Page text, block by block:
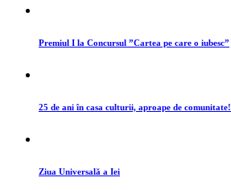
Premiul I la Concursul ”Cartea pe care o iubesc”
25 de ani în casa culturii, aproape de comunitate!
Ziua Universală a Iei